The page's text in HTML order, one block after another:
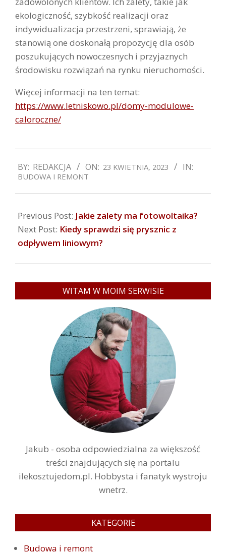
ekologiczność, szybkość realizacji oraz
indywidualizacja przestrzeni, sprawiają, że
stanowią one doskonałą propozycję dla osób
poszukujących nowoczesnych i przyjaznych
środowisku rozwiązań na rynku nieruchomości.
Więcej informacji na ten temat:
https://www.letniskowo.pl/domy-modulowe-
caloroczne/
04-
23
BY: REDAKCJA ON: 23 KWIETNIA, 2023 IN:
BUDOWA I REMONT
Previous Post: Jakie zalety ma fotowoltaika?
Next Post: Kiedy sprawdzi się prysznic z
odpływem liniowym?
WITAM W MOIM SERWISIE
Jakub - osoba odpowiedzialna za większość
treści znajdujących się na portalu
ilekosztujedom.pl. Hobbysta i fanatyk wystroju
wnetrz.
KATEGORIE
Budowa i remont